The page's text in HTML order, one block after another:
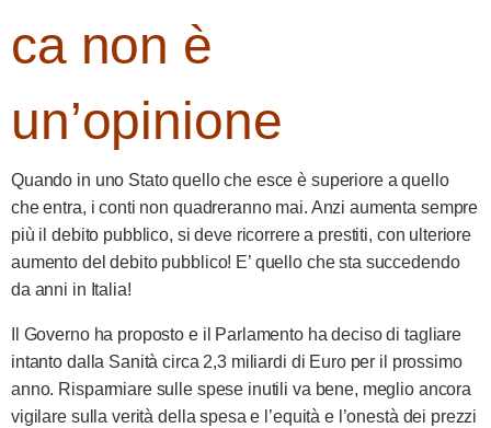
ca non è
un’opinione
Quando in uno Stato quello che esce è superiore a quello
che entra, i conti non quadreranno mai. Anzi aumenta sempre
più il debito pubblico, si deve ricorrere a prestiti, con ulteriore
aumento del debito pubblico! E’ quello che sta succedendo
da anni in Italia!
Il Governo ha proposto e il Parlamento ha deciso di tagliare
intanto dalla Sanità circa 2,3 miliardi di Euro per il prossimo
anno. Risparmiare sulle spese inutili va bene, meglio ancora
vigilare sulla verità della spesa e l’equità e l’onestà dei prezzi